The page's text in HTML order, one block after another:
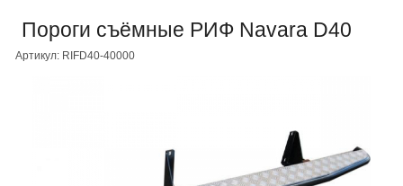
Пороги съёмные РИФ Navara D40
Артикул: RIFD40-40000